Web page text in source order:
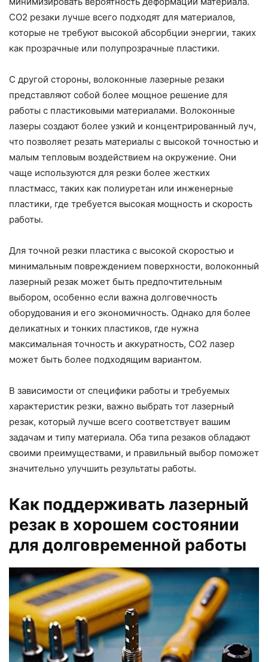
CO2 резаки лучше всего подходят для материалов,
которые не требуют высокой абсорбции энергии, таких
как прозрачные или полупрозрачные пластики.
С другой стороны, волоконные лазерные резаки
представляют собой более мощное решение для
работы с пластиковыми материалами. Волоконные
лазеры создают более узкий и концентрированный луч,
что позволяет резать материалы с высокой точностью и
малым тепловым воздействием на окружение. Они
чаще используются для резки более жестких
пластмасс, таких как полиуретан или инженерные
пластики, где требуется высокая мощность и скорость
работы.
Для точной резки пластика с высокой скоростью и
минимальным повреждением поверхности, волоконный
лазерный резак может быть предпочтительным
выбором, особенно если важна долговечность
оборудования и его экономичность. Однако для более
деликатных и тонких пластиков, где нужна
максимальная точность и аккуратность, CO2 лазер
может быть более подходящим вариантом.
В зависимости от специфики работы и требуемых
характеристик резки, важно выбрать тот лазерный
резак, который лучше всего соответствует вашим
задачам и типу материала. Оба типа резаков обладают
своими преимуществами, и правильный выбор поможет
значительно улучшить результаты работы.
Как поддерживать лазерный
резак в хорошем состоянии
для долговременной работы